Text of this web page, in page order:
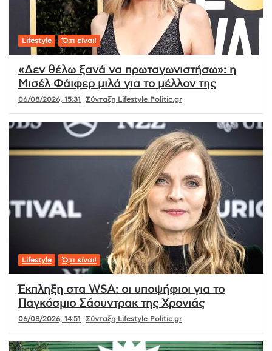
Lifestyle Ό,τι είναι!
«Δεν θέλω ξανά να πρωταγωνιστήσω»: η
Μισέλ Φάιφερ μιλά για το μέλλον της
06/08/2026, 15:31 Σύνταξη Lifestyle Politic.gr
Lifestyle Ό,τι είναι!
Έκπληξη στα WSA: οι υποψήφιοι για το
Παγκόσμιο Σάουντρακ της Χρονιάς
06/08/2026, 14:51 Σύνταξη Lifestyle Politic.gr